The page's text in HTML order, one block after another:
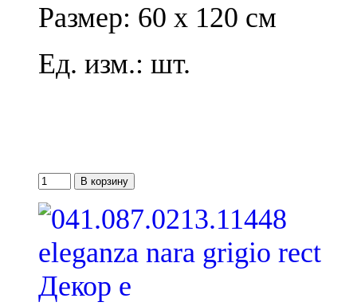
Размер: 60 x 120 см
Ед. изм.: шт.